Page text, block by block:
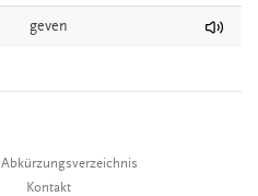
geven
Abkürzungsverzeichnis
Kontakt